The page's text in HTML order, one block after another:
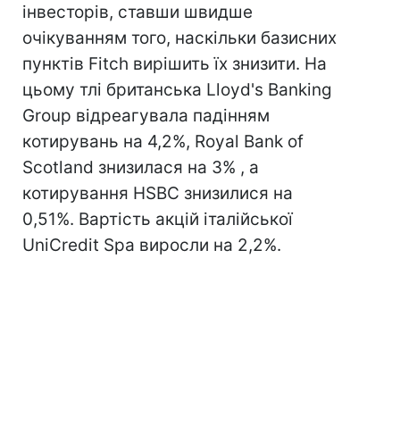
інвесторів, ставши швидше
очікуванням того, наскільки базисних
пунктів Fitch вирішить їх знизити. На
цьому тлі британська Lloyd's Banking
Group відреагувала падінням
котирувань на 4,2%, Royal Bank of
Scotland знизилася на 3% , а
котирування HSBC знизилися на
0,51%. Вартість акцій італійської
UniCredit Spa виросли на 2,2%.